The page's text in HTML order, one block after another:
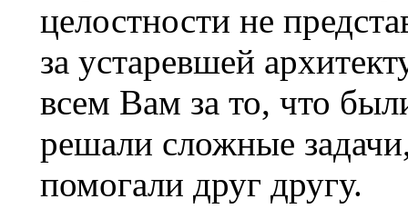
целостности не
за устаревшей
всем Вам за то, что
решали сложные
помогали друг другу.